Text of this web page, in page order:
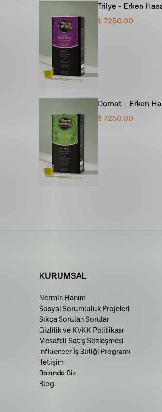
Trilye - Erken
₺ 7250.00
Domat - Erken
₺ 7250.00
KURUMSAL
Nermin Hanım
Sosyal Sorumluluk Projeleri
Sıkça Sorulan Sorular
Gizlilik ve KVKK Politikası
Mesafeli Satış Sözleşmesi
Influencer İş Birliği Programı
İletişim
Basında Biz
Blog